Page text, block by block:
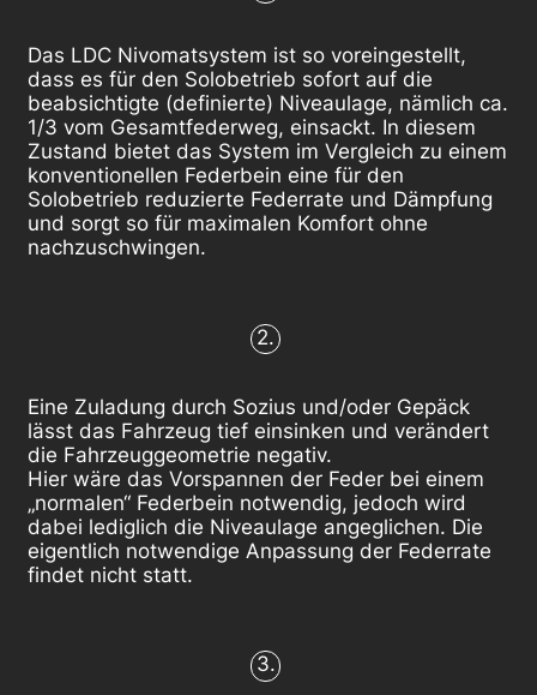
Das LDC Nivomatsystem ist so voreingestellt,
dass es für den Solobetrieb sofort auf die
beabsichtigte (definierte) Niveaulage, nämlich ca.
1/3 vom Gesamtfederweg, einsackt. In diesem
Zustand bietet das System im Vergleich zu einem
konventionellen Federbein eine für den
Solobetrieb reduzierte Federrate und Dämpfung
und sorgt so für maximalen Komfort ohne
nachzuschwingen.
2.
Eine Zuladung durch Sozius und/oder Gepäck
lässt das Fahrzeug tief einsinken und verändert
die Fahrzeuggeometrie negativ.
Hier wäre das Vorspannen der Feder bei einem
„normalen“ Federbein notwendig, jedoch wird
dabei lediglich die Niveaulage angeglichen. Die
eigentlich notwendige Anpassung der Federrate
findet nicht statt.
3.